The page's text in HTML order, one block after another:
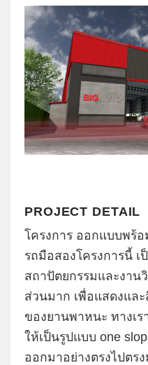
PROJECT DETAIL
โครงการ ออกแบบพร้
รถมือสองโครงการนี้
สถาปัตยกรรมและงาน
ส่วนมาก เพื่อแสดงแล
ของยานพาหนะ ทางเร
ให้เป็นรูปแบบ one
ออกมาอย่างตรงไปตร